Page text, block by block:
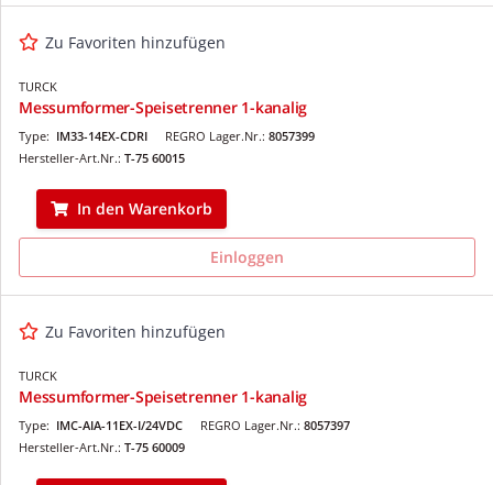
Zu Favoriten hinzufügen
TURCK
Messumformer-Speisetrenner 1-kanalig
REGRO Lager.Nr.: 8057399
Type: IM33-14EX-CDRI
Hersteller-Art.Nr.: T-75 60015
In den Warenkorb
Einloggen
Zu Favoriten hinzufügen
TURCK
Messumformer-Speisetrenner 1-kanalig
REGRO Lager.Nr.: 8057397
Type: IMC-AIA-11EX-I/24VDC
Hersteller-Art.Nr.: T-75 60009